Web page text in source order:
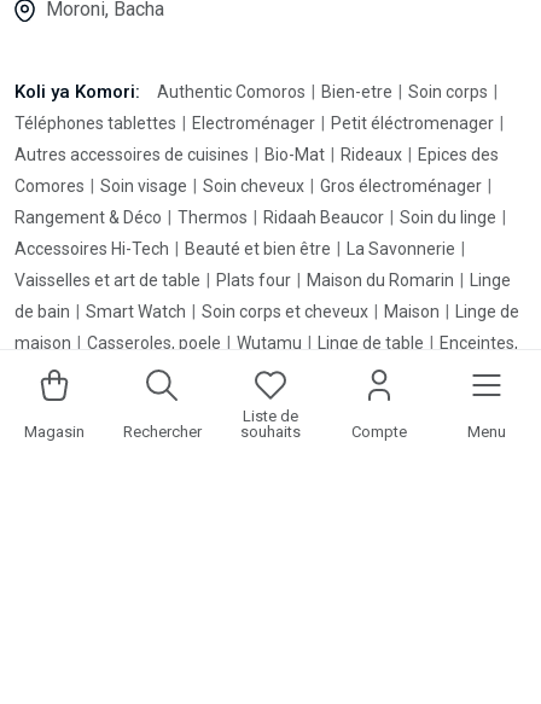
Magasin Rechercher
Liste de
souhaits
Compte Menu
Moroni, Bacha
Koli ya Komori: Authentic Comoros Bien-etre
Soin corps
Téléphones tablettes
Electroménager
Petit éléctromenager
Autres accessoires de cuisines
Bio-Mat Rideaux
Epices des
Comores
Soin visage Soin cheveux
Gros électroménager
Rangement & Déco
Thermos Ridaah Beaucor
Soin du linge
Accessoires Hi-Tech
Beauté et bien être
La Savonnerie
Vaisselles et art de table
Plats four Maison du Romarin
Linge
de bain
Smart Watch Soin corps et cheveux Maison
Linge de
maison
Casseroles, poele Wutamu Linge de table
Enceintes,
casques, écouteurs
Hi-Tech & Informatique
Hygiène, santé
accessoires cuisines
Boîte, bol thermos isotherme
Téléviseurs
Coiffure, appareils et accessoires
Equipements